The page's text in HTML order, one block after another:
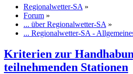
Regionalwetter-SA »
Forum »
... über Regionalwetter-SA »
... Regionalwetter-SA -
Kriterien zur
teilnehmenden​ Stationen